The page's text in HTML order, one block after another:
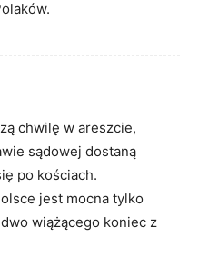
chwilę w areszcie,
sądowej dostaną
po kościach.
jest mocna tylko
wiążącego koniec z